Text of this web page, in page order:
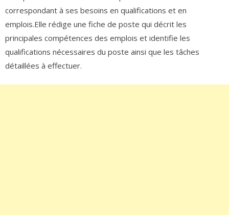
correspondant à ses besoins en qualifications et en
emplois.Elle rédige une fiche de poste qui décrit les
principales compétences des emplois et identifie les
qualifications nécessaires du poste ainsi que les tâches
détaillées à effectuer.